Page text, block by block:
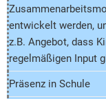
entwickelt werden,
z.B. Angebot, dass
regelmäßigen Input
Präsenz in Schule